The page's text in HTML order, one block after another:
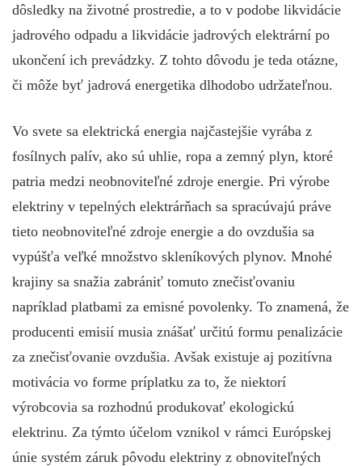
dôsledky na životné prostredie, a to v podobe likvidácie
jadrového odpadu a likvidácie jadrových elektrární po
ukončení ich prevádzky. Z tohto dôvodu je teda otázne,
či môže byť jadrová energetika dlhodobo udržateľnou.
Vo svete sa elektrická energia najčastejšie vyrába z
fosílnych palív, ako sú uhlie, ropa a zemný plyn, ktoré
patria medzi neobnoviteľné zdroje energie. Pri výrobe
elektriny v tepelných elektrárňach sa spracúvajú práve
tieto neobnoviteľné zdroje energie a do ovzdušia sa
vypúšťa veľké množstvo skleníkových plynov. Mnohé
krajiny sa snažia zabrániť tomuto znečisťovaniu
napríklad platbami za emisné povolenky. To znamená, že
producenti emisií musia znášať určitú formu penalizácie
za znečisťovanie ovzdušia. Avšak existuje aj pozitívna
motivácia vo forme príplatku za to, že niektorí
výrobcovia sa rozhodnú produkovať ekologickú
elektrinu. Za týmto účelom vznikol v rámci Európskej
únie systém záruk pôvodu elektriny z obnoviteľných